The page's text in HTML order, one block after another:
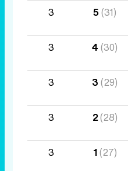
3 5(31)
3 4 (30)
3 3 (29)
3 2(28)
3 1(27)